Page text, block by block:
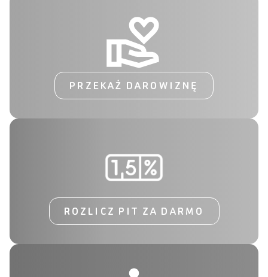
PRZEKAŻ DAROWIZNĘ
ROZLICZ PIT ZA DARMO